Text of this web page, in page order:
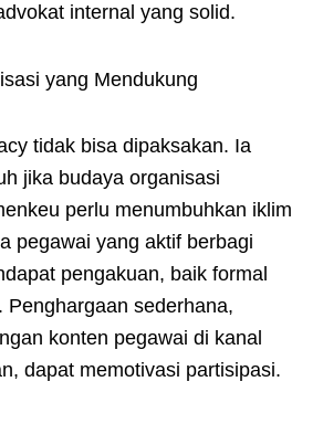
internal yang solid.
yang Mendukung
tidak bisa dipaksakan. Ia
jika budaya organisasi
perlu menumbuhkan iklim
pegawai yang aktif berbagi
pengakuan, baik formal
Penghargaan sederhana,
konten pegawai di kanal
dapat memotivasi partisipasi.